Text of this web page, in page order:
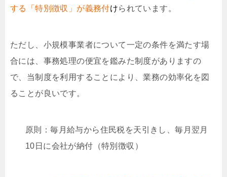
する「特別徴収」が義務付けられています。
ただし、小規模事業者について一定の条件を満たす場
合には、事務処理の便宜を鑑みた制度がありますの
で、当制度を利用することにより、業務の効率化を図
ることが良いです。
原則：毎月給与から住民税を天引きし、毎月翌月
10日に会社が納付（特別徴収）